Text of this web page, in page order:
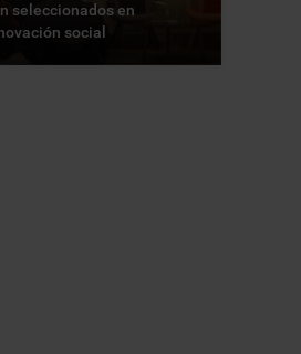
seleccionados en
social